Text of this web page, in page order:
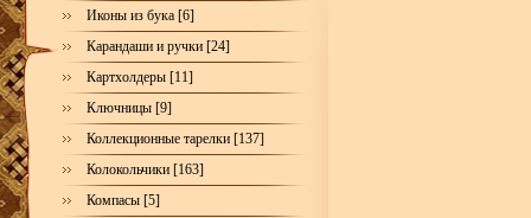
Иконы из бука [6]
Карандаши и ручки [24]
Картхолдеры [11]
Ключницы [9]
Коллекционные тарелки [137]
Колокольчики [163]
Компасы [5]